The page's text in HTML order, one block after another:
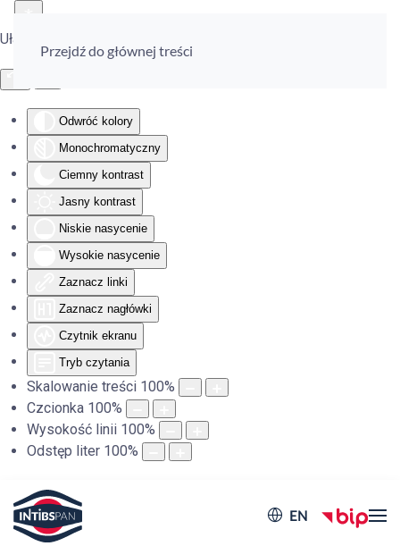
Ułatwienia dostępu
Odwróć kolory
Monochromatyczny
Ciemny kontrast
Jasny kontrast
Niskie nasycenie
Wysokie nasycenie
Zaznacz linki
Zaznacz nagłówki
Czytnik ekranu
Tryb czytania
Skalowanie treści 100%
Czcionka 100%
Wysokość linii 100%
Odstęp liter 100%
Przejdź do głównej treści
EN